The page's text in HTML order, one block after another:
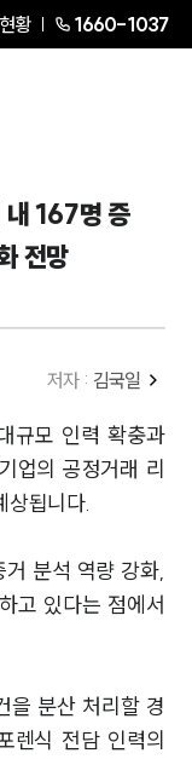
황 1660-1037
내 167명 증
전망
저자 : 김국일
규모 인력 확충과
업의 공정거래 리
상됩니다.
분석 역량 강화,
고 있다는 점에서
을 분산 처리할 경
렌식 전담 인력의